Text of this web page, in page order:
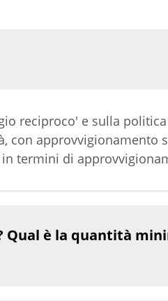
reciproco' e sulla
approvvigionamento
termini di
Qual è la quantità